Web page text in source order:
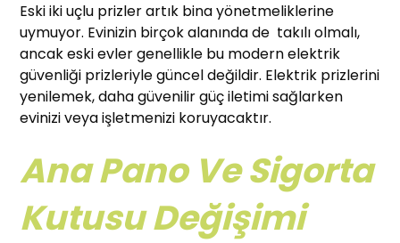
Eski iki uçlu prizler artık bina yönetmeliklerine
uymuyor. Evinizin birçok alanında de takılı olmalı,
ancak eski evler genellikle bu modern elektrik
güvenliği prizleriyle güncel değildir. Elektrik prizlerini
yenilemek, daha güvenilir güç iletimi sağlarken
evinizi veya işletmenizi koruyacaktır.
Ana Pano Ve Sigorta
Kutusu Değişimi